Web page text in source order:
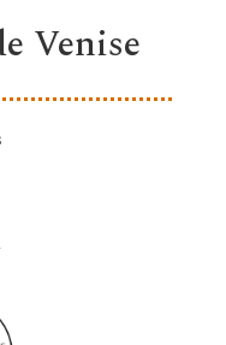
Venise